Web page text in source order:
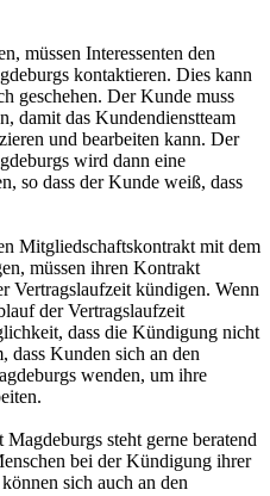
müssen Interessenten den
kontaktieren. Dies kann
geschehen. Der Kunde muss
damit das Kundendienstteam
und bearbeiten kann. Der
wird dann eine
so dass der Kunde weiß, dass
Mitgliedschaftskontrakt mit dem
müssen ihren Kontrakt
Vertragslaufzeit kündigen. Wenn
der Vertragslaufzeit
dass die Kündigung nicht
dass Kunden sich an den
wenden, um ihre
steht gerne beratend
bei der Kündigung ihrer
sich auch an den